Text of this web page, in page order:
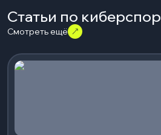
Статьи по
Смотреть ещё